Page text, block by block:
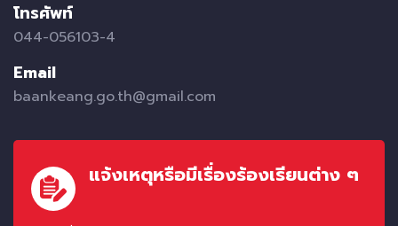
โทรศัพท์
044-056103-4
Email
baankeang.go.th@gmail.com
แจ้งเหตุหรือมีเรื่องร้องเรียนต่าง ๆ